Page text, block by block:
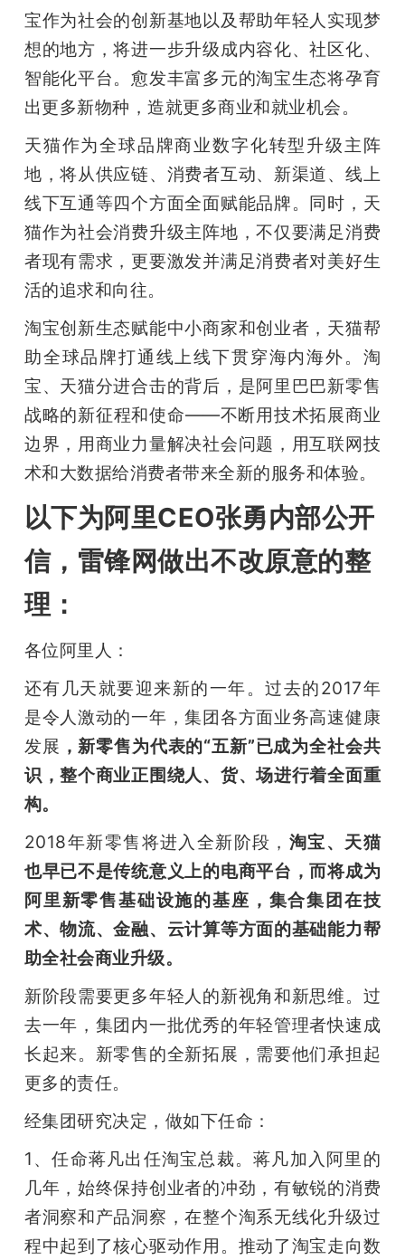
宝作为社会的创新基地以及帮助年轻人实现梦
想的地方，将进一步升级成内容化、社区化、
智能化平台。愈发丰富多元的淘宝生态将孕育
出更多新物种，造就更多商业和就业机会。
天猫作为全球品牌商业数字化转型升级主阵
地，将从供应链、消费者互动、新渠道、线上
线下互通等四个方面全面赋能品牌。同时，天
猫作为社会消费升级主阵地，不仅要满足消费
者现有需求，更要激发并满足消费者对美好生
活的追求和向往。
淘宝创新生态赋能中小商家和创业者，天猫帮
助全球品牌打通线上线下贯穿海内海外。淘
宝、天猫分进合击的背后，是阿里巴巴新零售
战略的新征程和使命——不断用技术拓展商业
边界，用商业力量解决社会问题，用互联网技
术和大数据给消费者带来全新的服务和体验。
以下为阿里CEO张勇内部公开
信，雷锋网做出不改原意的整
理：
各位阿里人：
还有几天就要迎来新的一年。过去的2017年
是令人激动的一年，集团各方面业务高速健康
发展 ，新零售为代表的“五新”已成为全社会共
识，整个商业正围绕人、货、场进行着全面重
构。
2018年新零售将进入全新阶段， 淘宝、天猫
也早已不是传统意义上的电商平台，而将成为
阿里新零售基础设施的基座，集合集团在技
术、物流、金融、云计算等方面的基础能力帮
助全社会商业升级。
新阶段需要更多年轻人的新视角和新思维。过
去一年，集团内一批优秀的年轻管理者快速成
长起来。新零售的全新拓展，需要他们承担起
更多的责任。
经集团研究决定，做如下任命：
1、任命蒋凡出任淘宝总裁。蒋凡加入阿里的
几年，始终保持创业者的冲劲，有敏锐的消费
者洞察和产品洞察，在整个淘系无线化升级过
程中起到了核心驱动作用。推动了淘宝走向数